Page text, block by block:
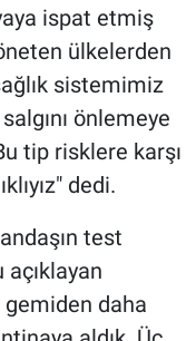
ispat etmiş
ülkelerden
sistemimiz
önlemeye
tip risklere karşı
dedi.
test
gemiden daha